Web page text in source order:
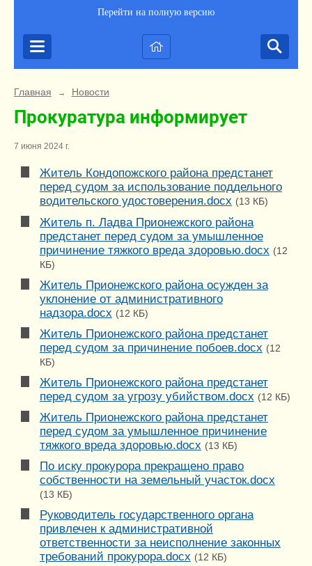
Перейти на полную версию
Главная → Новости
Прокуратура информирует
7 июня 2024 г.
Житель Кондопожского района предстанет
перед судом за использование поддельного
водительского удостоверения.docx (13 КБ)
Житель п. Ладва Прионежского района
предстанет перед судом за умышленное
причинение тяжкого вреда здоровью.docx (12
КБ)
Житель Прионежского района осужден за
уклонение от административного
надзора.docx (12 КБ)
Житель Прионежского района предстанет
перед судом за причинение побоев.docx (12
КБ)
Житель Прионежского района предстанет
перед судом за угрозу убийством.docx (12 КБ)
Житель Прионежского района предстанет
перед судом за умышленное причинение
тяжкого вреда здоровью.docx (13 КБ)
По иску прокурора прекращено право
собственности на земельный участок.docx
(13 КБ)
Руководитель государственного органа
привлечен к административной
ответственности за неисполнение законных
требований прокурора.docx (12 КБ)